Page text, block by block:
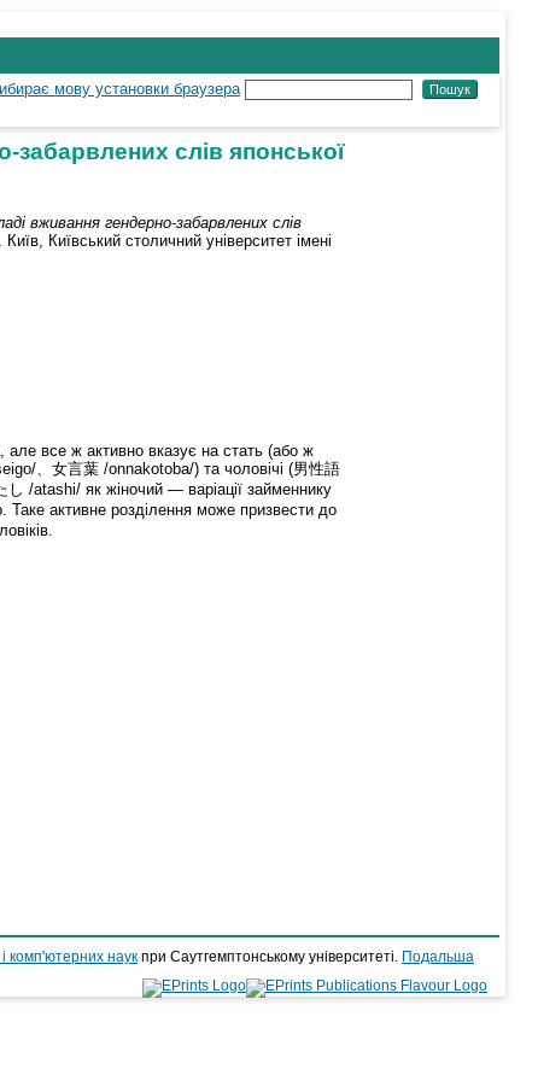
забарвлених слів японської
вживання гендерно-забарвлених слів
Київський столичний університет імені
але все ж активно вказує на стать (або ж
、女言葉 /onnakotoba/) та чоловічі (男性語
/atashi/ як жіночий — варіації займеннику
Таке активне розділення може призвести до
і комп'ютерних наук при Саутгемптонському університеті.
Подальша